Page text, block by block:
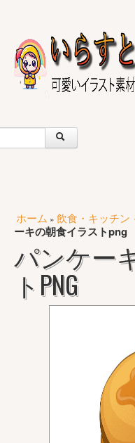
ホーム » 飲食・キッチン
ーキの朝食イラストpng
パンケー
トPNG